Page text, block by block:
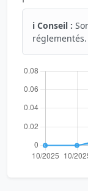
ℹ️ Conseil :
réglementés.